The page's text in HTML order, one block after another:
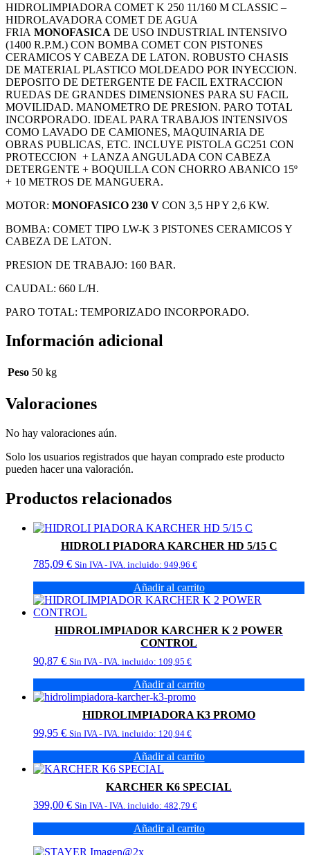
HIDROLIMPIADORA COMET K 250 11/160 M CLASSIC –
HIDROLAVADORA COMET DE AGUA
FRIA MONOFASICA DE USO INDUSTRIAL INTENSIVO
(1400 R.P.M.) CON BOMBA COMET CON PISTONES
CERAMICOS Y CABEZA DE LATON. ROBUSTO CHASIS
DE MATERIAL PLASTICO MOLDEADO POR INYECCION.
DEPOSITO DE DETERGENTE DE FACIL EXTRACCION
RUEDAS DE GRANDES DIMENSIONES PARA SU FACIL
MOVILIDAD. MANOMETRO DE PRESION. PARO TOTAL
INCORPORADO. IDEAL PARA TRABAJOS INTENSIVOS
COMO LAVADO DE CAMIONES, MAQUINARIA DE
OBRAS PUBLICAS, ETC. INCLUYE PISTOLA GC251 CON
PROTECCION + LANZA ANGULADA CON CABEZA
DETERGENTE + BOQUILLA CON CHORRO ABANICO 15º
+ 10 METROS DE MANGUERA.
MOTOR: MONOFASICO 230 V CON 3,5 HP Y 2,6 KW.
BOMBA: COMET TIPO LW-K 3 PISTONES CERAMICOS Y
CABEZA DE LATON.
PRESION DE TRABAJO: 160 BAR.
CAUDAL: 660 L/H.
PARO TOTAL: TEMPORIZADO INCORPORADO.
Información adicional
Peso 50 kg
Valoraciones
No hay valoraciones aún.
Solo los usuarios registrados que hayan comprado este producto
pueden hacer una valoración.
Productos relacionados
HIDROLI PIADORA KARCHER HD 5/15 C
785,09 € Sin IVA - IVA. incluido: 949,96 €
Añadir al carrito
HIDROLIMPIADOR KARCHER K 2 POWER
CONTROL
90,87 € Sin IVA - IVA. incluido: 109,95 €
Añadir al carrito
HIDROLIMPIADORA K3 PROMO
99,95 € Sin IVA - IVA. incluido: 120,94 €
Añadir al carrito
KARCHER K6 SPECIAL
399,00 € Sin IVA - IVA. incluido: 482,79 €
Añadir al carrito